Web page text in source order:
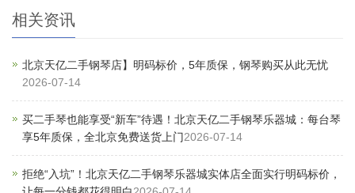
相关资讯
北京天亿二手钢琴店】明码标价，5年质保，钢琴购买从此无忧
2026-07-14
买二手琴也能享受“新车”待遇！北京天亿二手钢琴乐器城：每台琴
享5年质保，全北京免费送货上门2026-07-14
拒绝“入坑”！北京天亿二手钢琴乐器城实体店全面实行明码标价，